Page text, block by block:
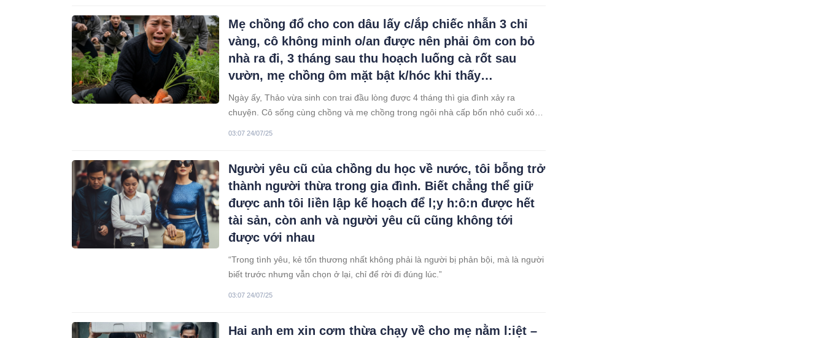
Mẹ chồng đổ cho con dâu lấy c/ắp chiếc nhẫn 3 chỉ
vàng, cô không minh o/an được nên phải ôm con bỏ
nhà ra đi, 3 tháng sau thu hoạch luống cà rốt sau
vườn, mẹ chồng ôm mặt bật k/hóc khi thấy…
Ngày ấy, Thảo vừa sinh con trai đầu lòng được 4 tháng thì gia đình xảy ra
chuyện. Cô sống cùng chồng và mẹ chồng trong ngôi nhà cấp bốn nhỏ cuối xóm.
03:07 24/07/25
Người yêu cũ của chồng du học về nước, tôi bỗng trở
thành người thừa trong gia đình. Biết chẳng thể giữ
được anh tôi liền lập kế hoạch để l;y h:ô:n được hết
tài sản, còn anh và người yêu cũ cũng không tới
được với nhau
“Trong tình yêu, kẻ tổn thương nhất không phải là người bị phản bội, mà là người
biết trước nhưng vẫn chọn ở lại, chỉ để rời đi đúng lúc.”
03:07 24/07/25
Hai anh em xin cơm thừa chạy về cho mẹ nằm l:iệt –